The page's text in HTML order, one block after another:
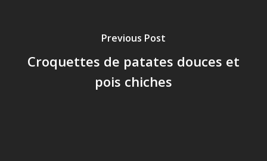
Previous Post
Croquettes de patates douces et
pois chiches